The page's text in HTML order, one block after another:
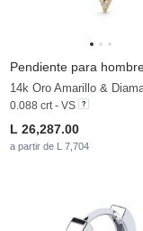
0.088 crt - VS
L 26,287.00
a partir de L 7,704